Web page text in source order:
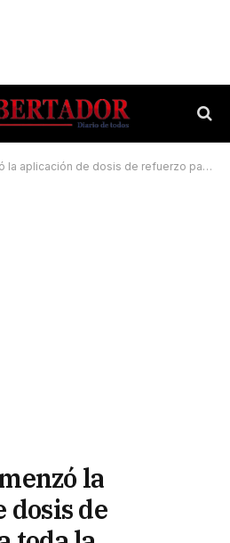
de dosis de refuerzo para toda la población
la
dosis de